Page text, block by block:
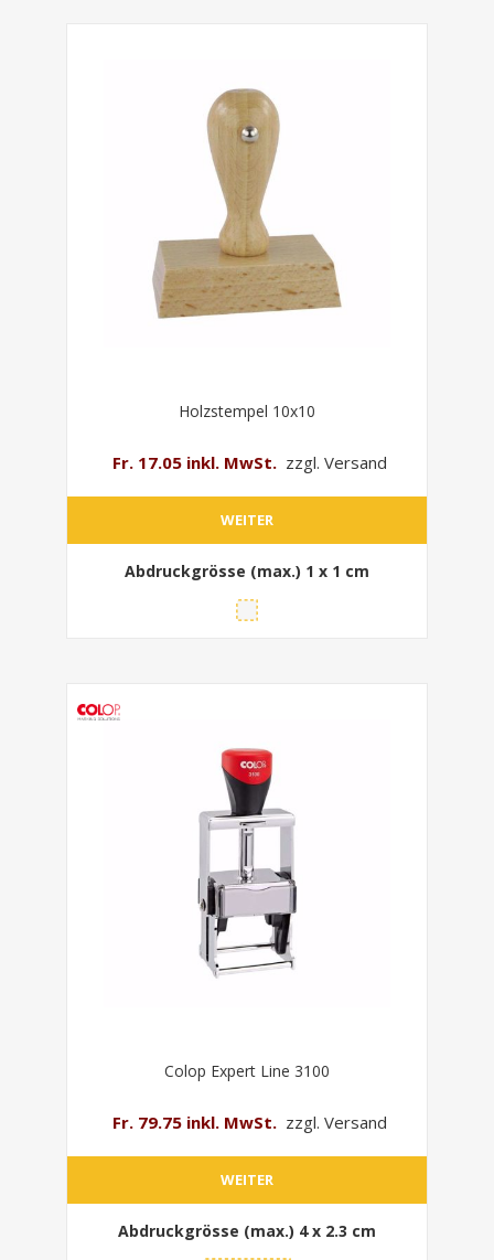
Holzstempel 10x10
Fr. 17.05 inkl. MwSt. zzgl. Versand
WEITER
Abdruckgrösse (max.) 1 x 1 cm
Colop Expert Line 3100
Fr. 79.75 inkl. MwSt. zzgl. Versand
WEITER
Abdruckgrösse (max.) 4 x 2.3 cm